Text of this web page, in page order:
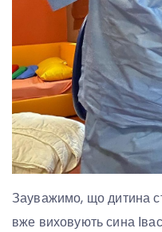
Зауважимо, що дитина
вже виховують сина